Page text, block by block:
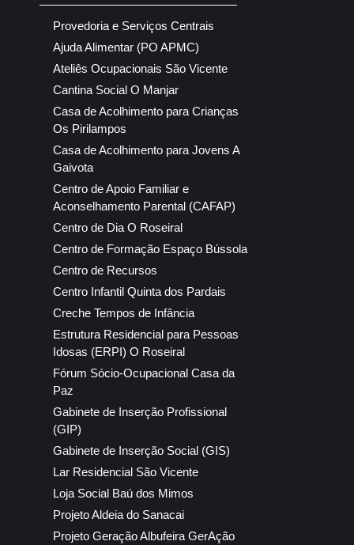
Provedoria e Serviços Centrais
Ajuda Alimentar (PO APMC)
Ateliês Ocupacionais São Vicente
Cantina Social O Manjar
Casa de Acolhimento para Crianças
Os Pirilampos
Casa de Acolhimento para Jovens A
Gaivota
Centro de Apoio Familiar e
Aconselhamento Parental (CAFAP)
Centro de Dia O Roseiral
Centro de Formação Espaço Bússola
Centro de Recursos
Centro Infantil Quinta dos Pardais
Creche Tempos de Infância
Estrutura Residencial para Pessoas
Idosas (ERPI) O Roseiral
Fórum Sócio-Ocupacional Casa da
Paz
Gabinete de Inserção Profissional
(GIP)
Gabinete de Inserção Social (GIS)
Lar Residencial São Vicente
Loja Social Baú dos Mimos
Projeto Aldeia do Sanacai
Projeto Geração Albufeira GerAção